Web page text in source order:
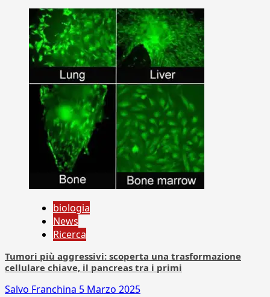
biologia
News
Ricerca
Tumori più aggressivi: scoperta una trasformazione
cellulare chiave, il pancreas tra i primi
Salvo Franchina 5 Marzo 2025